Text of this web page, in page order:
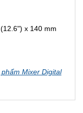
x 140 mm
Mixer Digital